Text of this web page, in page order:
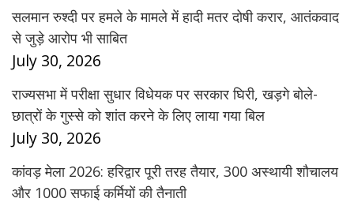
सलमान रुश्दी पर हमले के मामले में हादी मतर दोषी करार, आतंकवाद
से जुड़े आरोप भी साबित
July 30, 2026
राज्यसभा में परीक्षा सुधार विधेयक पर सरकार घिरी, खड़गे बोले-
छात्रों के गुस्से को शांत करने के लिए लाया गया बिल
July 30, 2026
कांवड़ मेला 2026: हरिद्वार पूरी तरह तैयार, 300 अस्थायी शौचालय
और 1000 सफाई कर्मियों की तैनाती